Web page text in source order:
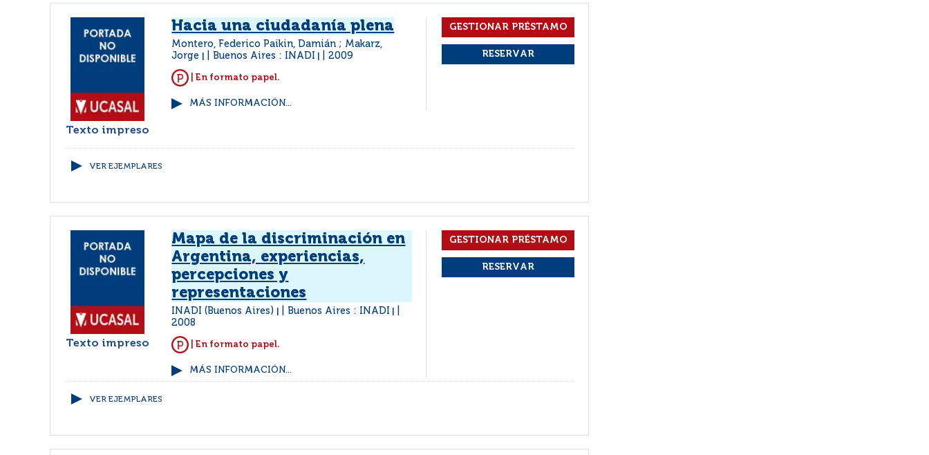
Texto impreso
Hacia una ciudadanía plena
Montero, Federico Paikin, Damián ; Makarz,
Jorge
Buenos Aires : INADI 2009
| En formato papel.
MÁS INFORMACIÓN...
VER EJEMPLARES
Texto impreso
Mapa de la discriminación en
Argentina, experiencias,
percepciones y
representaciones
INADI (Buenos Aires) Buenos Aires : INADI
2008
| En formato papel.
MÁS INFORMACIÓN...
VER EJEMPLARES